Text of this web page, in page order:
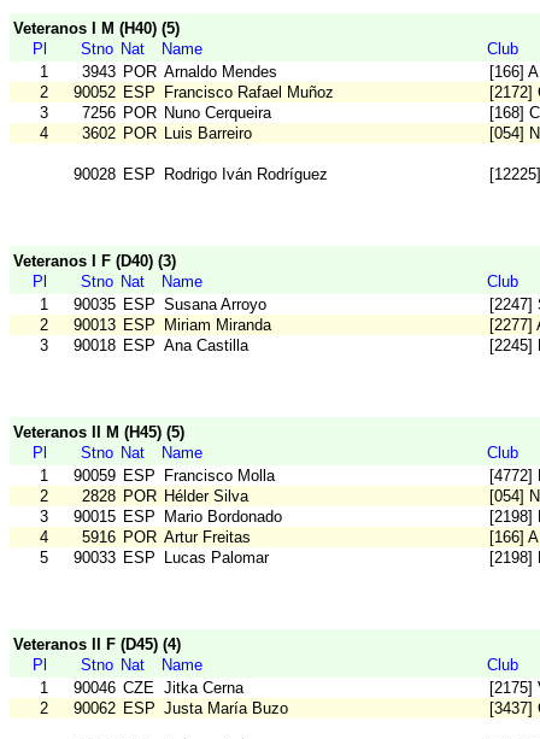
Veteranos I M (H40) (5)
Pl
Stno Nat Name
Club
1
3943 POR Arnaldo Mendes
[166]
2
90052 ESP Francisco Rafael Muñoz
[2172]
3
7256 POR Nuno Cerqueira
[168]
4
3602 POR Luis Barreiro [054]
90028 ESP Rodrigo Iván Rodríguez
Veteranos I F (D40) (3)
Pl
Stno Nat Name
Club
1
90035 ESP Susana Arroyo
[2247]
2
90013 ESP Miriam Miranda
[2277]
3
90018 ESP Ana Castilla [2245]
Veteranos II M (H45) (5)
Pl
Stno Nat Name
Club
1
90059 ESP Francisco Molla
[4772]
2
2828 POR Hélder Silva
[054]
3
90015 ESP Mario Bordonado
[2198]
4
5916 POR Artur Freitas
[166]
5
90033 ESP Lucas Palomar [2198]
Veteranos II F (D45) (4)
Pl
Stno Nat Name
Club
1
90046 CZE Jitka Cerna
[2175]
2
90062 ESP Justa María Buzo [3437]